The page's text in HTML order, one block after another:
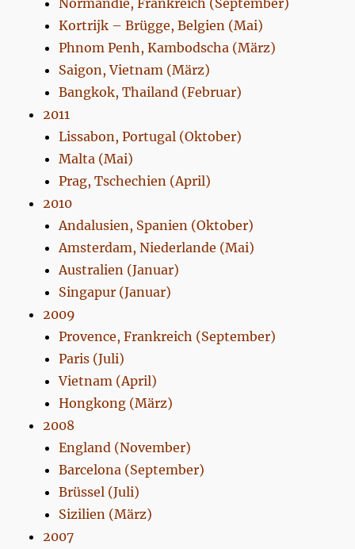
Normandie, Frankreich (September)
Kortrijk – Brügge, Belgien (Mai)
Phnom Penh, Kambodscha (März)
Saigon, Vietnam (März)
Bangkok, Thailand (Februar)
2011
Lissabon, Portugal (Oktober)
Malta (Mai)
Prag, Tschechien (April)
2010
Andalusien, Spanien (Oktober)
Amsterdam, Niederlande (Mai)
Australien (Januar)
Singapur (Januar)
2009
Provence, Frankreich (September)
Paris (Juli)
Vietnam (April)
Hongkong (März)
2008
England (November)
Barcelona (September)
Brüssel (Juli)
Sizilien (März)
2007